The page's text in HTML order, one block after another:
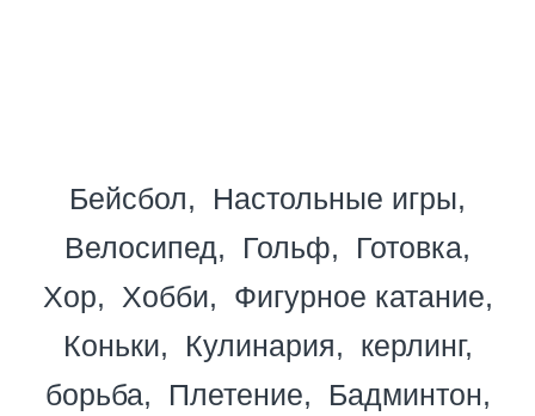
Бейсбол
Настольные игры
Велосипед
Гольф
Готовка
Хор
Хобби
Фигурное катание
Коньки
Кулинария
керлинг
борьба
Плетение
Бадминтон